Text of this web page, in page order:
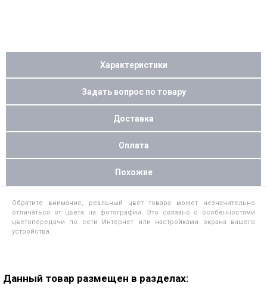
Характеристики
Задать вопрос по товару
Доставка
Оплата
Похожие
Обратите внимание, реальный цвет товара может незначительно
отличаться от цвета на фотографии. Это связано с особенностями
цветопередачи по сети Интернет или настройками экрана вашего
устройства.
Данный товар размещен в разделах: